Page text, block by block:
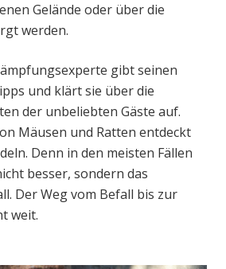
Gelände oder über die
werden.
gibt seinen
und klärt sie über die
der unbeliebten Gäste auf.
Mäusen und Ratten entdeckt
Denn in den meisten Fällen
besser, sondern das
Der Weg vom Befall bis zur
weit.